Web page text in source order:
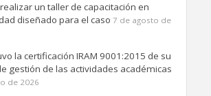
un taller de capacitación en
diseñado para el caso 7 de agosto de
la certificación IRAM 9001:2015 de su
gestión de las actividades académicas
de 2026